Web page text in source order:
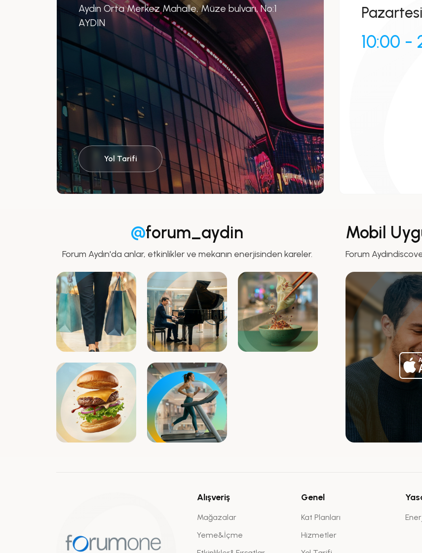
Aydın Orta Merkez Mahalle, Müze bulvarı, No:1
AYDIN
Yol Tarifi
10:00 -
@forum_aydin
Forum Aydın'da anlar, etkinlikler ve mekanın enerjisinden kareler.
Mobil
Forum
Alışveriş
Mağazalar
Yeme&İçme
Genel
Kat Planları
Hizmetler